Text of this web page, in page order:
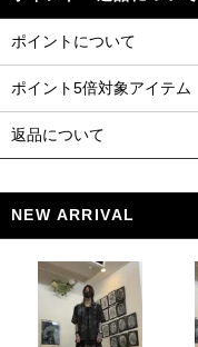
ポイントについて
ポイント5倍対象アイテム
返品について
NEW ARRIVAL